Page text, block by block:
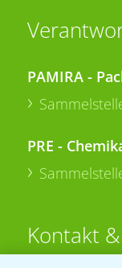
PAMIRA -
PRE -
Kontakt